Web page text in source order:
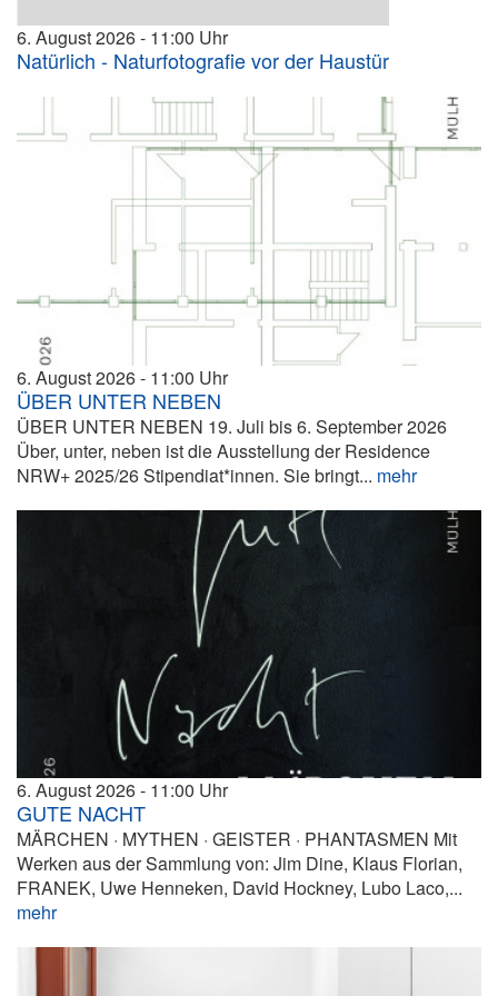
6. August 2026 11:00
Natürlich - Naturfotografie vor der Haustür
6. August 2026 11:00
ÜBER UNTER NEBEN
ÜBER UNTER NEBEN 19. Juli bis 6. September 2026
Über, unter, neben ist die Ausstellung der Residence
NRW+ 2025/26 Stipendiat*innen. Sie bringt... mehr
6. August 2026 11:00
GUTE NACHT
MÄRCHEN · MYTHEN · GEISTER · PHANTASMEN Mit
Werken aus der Sammlung von: Jim Dine, Klaus Florian,
FRANEK, Uwe Henneken, David Hockney, Lubo Laco,...
mehr